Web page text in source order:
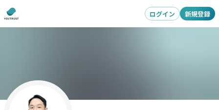
ログイン 新規登録